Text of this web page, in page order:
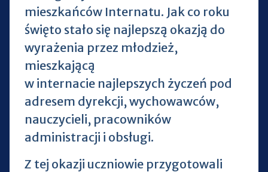
mieszkańców Internatu. Jak co roku
święto stało się najlepszą okazją do
wyrażenia przez młodzież,
mieszkającą
w internacie najlepszych życzeń pod
adresem dyrekcji, wychowawców,
nauczycieli, pracowników
administracji i obsługi.
Z tej okazji uczniowie przygotowali